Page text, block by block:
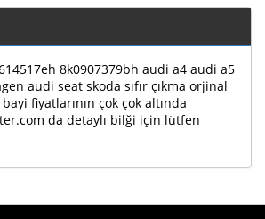
8k0907379bh audi a4 audi a5
audi seat skoda sıfır çıkma orjinal
fiyatlarının çok çok altında
da detaylı bilği için lütfen